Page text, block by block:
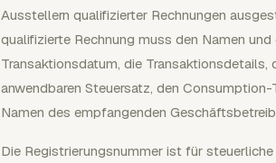
Ausstellern qualifizierter Rechnungen
qualifizierte Rechnung muss den Namen
Transaktionsdatum, die
anwendbaren Steuersatz, den
Namen des empfangenden
Die Registrierungsnummer ist für